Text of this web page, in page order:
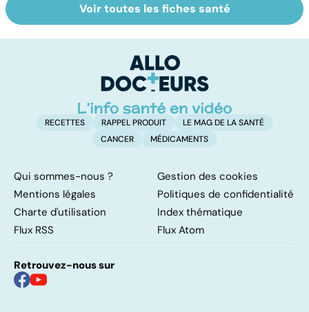
Myopathie de
Duchenne : la
Comprendre le
syndrome de
Voir toutes les fiches santé
RECETTES RAPPEL PRODUIT
LE MAG DE LA SANTÉ
CANCER
MÉDICAMENTS
Qui sommes-nous ?
Gestion des cookies
Mentions légales
Politiques de confidentialité
Charte d'utilisation
Index thématique
Flux RSS
Flux Atom
Retrouvez-nous sur